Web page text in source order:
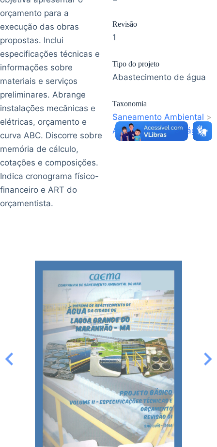
orçamento para a
execução das obras
propostas. Inclui
especificações técnicas e
informações sobre
materiais e serviços
preliminares. Abrange
instalações mecânicas e
elétricas, orçamento e
curva ABC. Discorre sobre
memória de cálculo,
cotações e composições.
Indica cronograma físico-
financeiro e ART do
orçamentista.
Revisão
1
Tipo do projeto
Abastecimento de água
Taxonomia
Saneamento Ambiental >
Abastecimento de água